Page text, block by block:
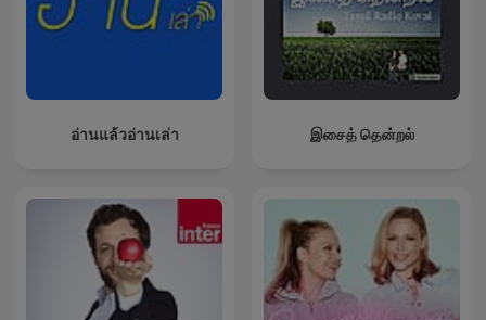
อ่านแล้วอ่านเล่า இசைத் தென்றல்